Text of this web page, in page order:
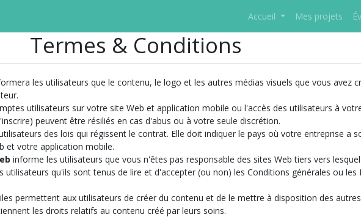
Accueil Mes projets
Termes & Conditions
les utilisateurs que le contenu, le logo et les autres médias visuels que vous avez
utilisateurs sur votre site Web et application mobile ou l'accès des utilisateurs à
peuvent être résiliés en cas d'abus ou à votre seule discrétion.
des lois qui régissent le contrat. Elle doit indiquer le pays où votre entreprise a
et votre application mobile.
informe les utilisateurs que vous n'êtes pas responsable des sites Web tiers vers
qu'ils sont tenus de lire et d'accepter (ou non) les Conditions générales ou les
permettent aux utilisateurs de créer du contenu et de le mettre à disposition des
les droits relatifs au contenu créé par leurs soins.